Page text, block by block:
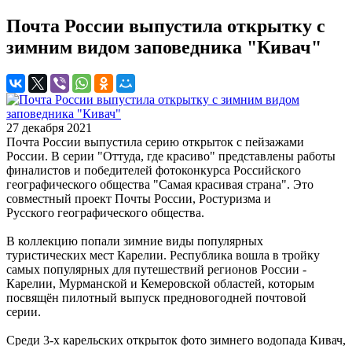
Почта России выпустила открытку с
зимним видом заповедника "Кивач"
27 декабря 2021
Почта России выпустила серию открыток с пейзажами
России. В серии "Оттуда, где красиво" представлены работы
финалистов и победителей фотоконкурса Российского
географического общества "Самая красивая страна". Это
совместный проект Почты России, Ростуризма и
Русского географического общества.
В коллекцию попали зимние виды популярных
туристических мест Карелии. Республика вошла в тройку
самых популярных для путешествий регионов России -
Карелии, Мурманской и Кемеровской областей, которым
посвящён пилотный выпуск предновогодней почтовой
серии.
Среди 3-х карельских открыток фото зимнего водопада Кивач,